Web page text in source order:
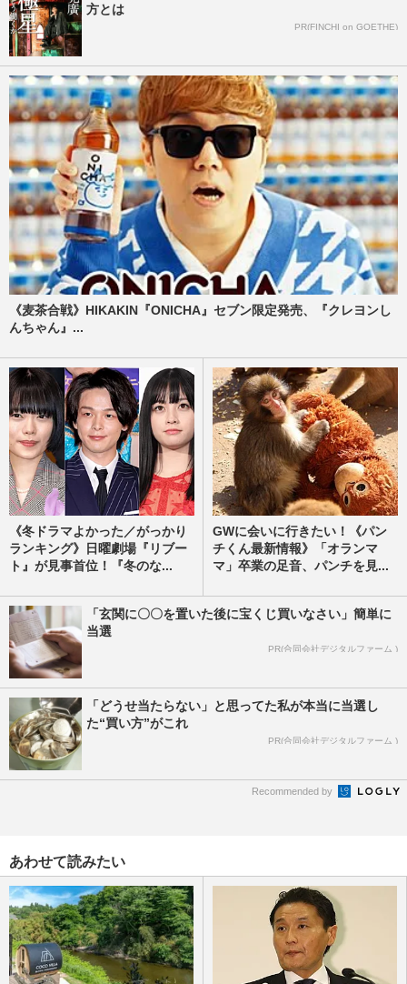
方とは
PR(FINCHI on GOETHE)
《麦茶合戦》HIKAKIN『ONICHA』セブン限定発売、『クレヨンし
んちゃん』...
《冬ドラマよかった／がっかり
ランキング》日曜劇場『リブー
ト』が見事首位！『冬のな...
GWに会いに行きたい！《パン
チくん最新情報》「オランマ
マ」卒業の足音、パンチを見...
「玄関に〇〇を置いた後に宝くじ買いなさい」簡単に
当選
PR(合同会社デジタルファーム )
「どうせ当たらない」と思ってた私が本当に当選し
た“買い方”がこれ
PR(合同会社デジタルファーム )
Recommended by
あわせて読みたい